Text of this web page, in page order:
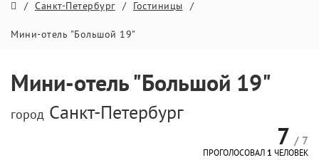
/ Санкт-Петербург / Гостиницы /
Мини-отель "Большой 19"
Мини-отель "Большой 19"
город Санкт-Петербург
7 / 7
ПРОГОЛОСОВАЛ 1 ЧЕЛОВЕК